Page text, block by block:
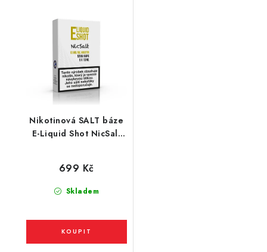
Nikotinová SALT báze
E-Liquid Shot NicSalt
Skladem
699 Kč